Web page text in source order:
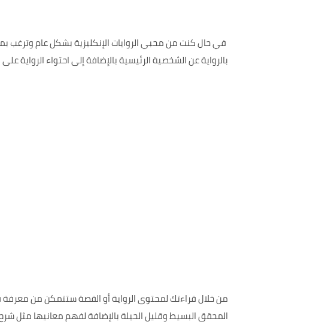
في حال كنت من محبي الروايات الإنكليزية بشكل عام
بالرواية عن الشخصية الرئيسية بالإضافة إلى احتواء
من خلال قراءتك لمحتوى الرواية أو القصة ستتمكن من
المحقق البسيط وقليل الحيلة بالإضافة لفهم معانيها مثل شرح